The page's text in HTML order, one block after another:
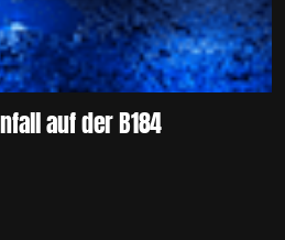
auf der B184